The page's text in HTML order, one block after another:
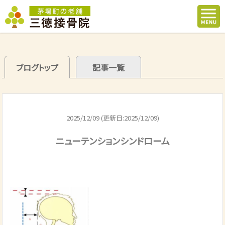
ブログトップ 記事一覧
2025/12/09 (更新日:2025/12/09)
ニューテンションシンドローム